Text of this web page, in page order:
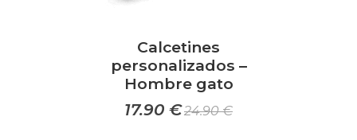
Calcetines
personalizados –
Hombre gato
17.90 €24.90€